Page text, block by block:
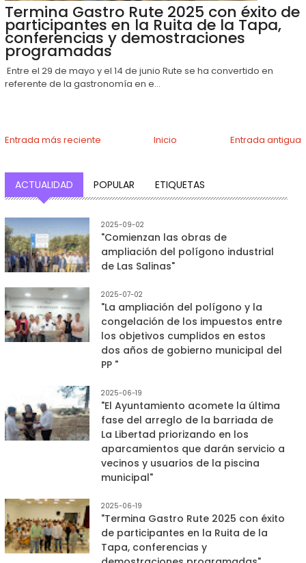
Termina Gastro Rute 2025 con éxito de
participantes en la Ruita de la Tapa,
conferencias y demostraciones
programadas
Entre el 29 de mayo y el 14 de junio Rute se ha convertido en
referente de la gastronomía en e...
Entrada más reciente Entrada antigua
Inicio
ACTUALIDAD POPULAR ETIQUETAS
2025-09-02
"Comienzan las obras de
ampliación del polígono industrial
de Las Salinas"
2025-07-02
"La ampliación del polígono y la
congelación de los impuestos entre
los objetivos cumplidos en estos
dos años de gobierno municipal del
PP "
2025-06-19
"El Ayuntamiento acomete la última
fase del arreglo de la barriada de
La Libertad priorizando en los
aparcamientos que darán servicio a
vecinos y usuarios de la piscina
municipal"
2025-06-19
"Termina Gastro Rute 2025 con éxito
de participantes en la Ruita de la
Tapa, conferencias y